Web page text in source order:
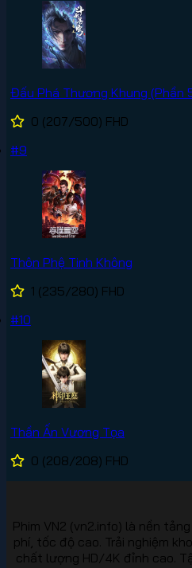
Đấu Phá Thương Khung (Phần
0 (207/500) FHD
#9
Thôn Phệ Tinh Không
1 (235/280) FHD
#10
Thần Ấn Vương Tọa
0 (208/208) FHD
Phim VN2 (vn2.info) là nền
phí, tốc độ cao. Trải nghiệm
chất lượng HD/4K đỉnh cao.